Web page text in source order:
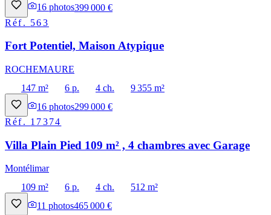
16 photos399 000 €
Réf. 563
Fort Potentiel, Maison Atypique
ROCHEMAURE
147 m²
6 p. 4 ch.
9 355 m²
16 photos299 000 €
Réf. 17374
Villa Plain Pied 109 m² , 4 chambres avec Garage
Montélimar
109 m²
6 p. 4 ch.
512 m²
11 photos465 000 €